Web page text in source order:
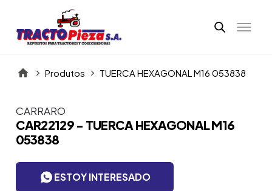
Produtos TUERCA HEXAGONAL M16 053838
Itens da Galeria
CARRARO
CAR22129 - TUERCA HEXAGONAL M16
053838
ESTOY INTERESADO